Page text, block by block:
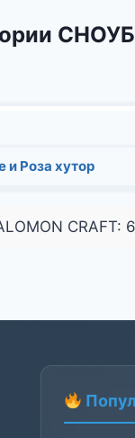
и Роза хутор
CRAFT: